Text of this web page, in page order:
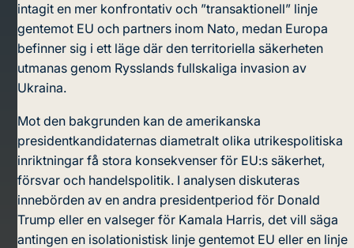
intagit en mer konfrontativ och ”transaktionell” linje
gentemot EU och partners inom Nato, medan Europa
befinner sig i ett läge där den territoriella säkerheten
utmanas genom Rysslands fullskaliga invasion av
Ukraina.
Mot den bakgrunden kan de amerikanska
presidentkandidaternas diametralt olika utrikespolitiska
inriktningar få stora konsekvenser för EU:s säkerhet,
försvar och handelspolitik. I analysen diskuteras
innebörden av en andra presidentperiod för Donald
Trump eller en valseger för Kamala Harris, det vill säga
antingen en isolationistisk linje gentemot EU eller en linje